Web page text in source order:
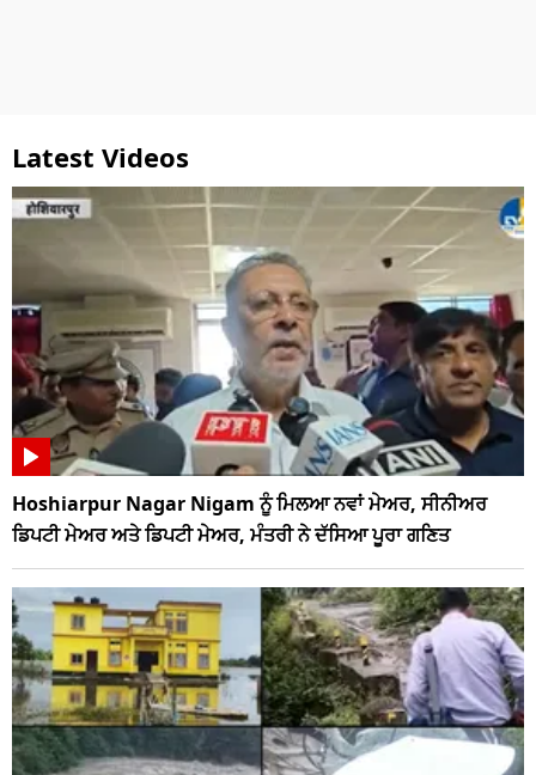
Latest Videos
Hoshiarpur Nagar Nigam ਨੂੰ ਮਿਲਆ ਨਵਾਂ ਮੇਅਰ, ਸੀਨੀਅਰ
ਡਿਪਟੀ ਮੇਅਰ ਅਤੇ ਡਿਪਟੀ ਮੇਅਰ, ਮੰਤਰੀ ਨੇ ਦੱਸਿਆ ਪੂਰਾ ਗਣਿਤ